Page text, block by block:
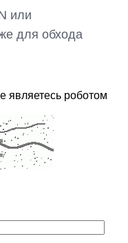
или
для обхода
являетесь роботом